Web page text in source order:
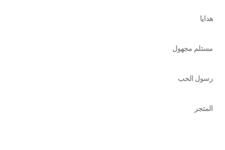
هدايا
مستلم مجهول
رسول الحب
المتجر